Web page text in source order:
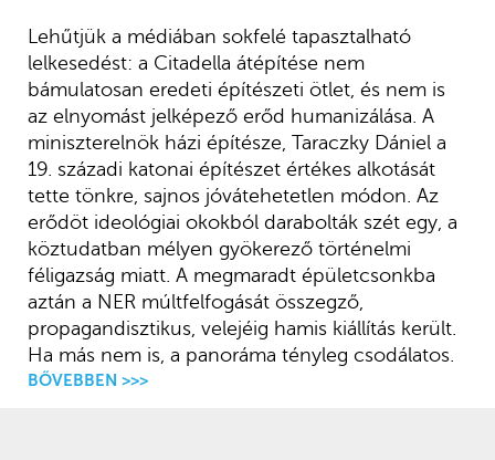
Lehűtjük a médiában sokfelé tapasztalható
lelkesedést: a Citadella átépítése nem
bámulatosan eredeti építészeti ötlet, és nem is
az elnyomást jelképező erőd humanizálása. A
miniszterelnök házi építésze, Taraczky Dániel a
19. századi katonai építészet értékes alkotását
tette tönkre, sajnos jóvátehetetlen módon. Az
erődöt ideológiai okokból darabolták szét egy, a
köztudatban mélyen gyökerező történelmi
féligazság miatt. A megmaradt épületcsonkba
aztán a NER múltfelfogását összegző,
propagandisztikus, velejéig hamis kiállítás került.
Ha más nem is, a panoráma tényleg csodálatos.
BŐVEBBEN >>>